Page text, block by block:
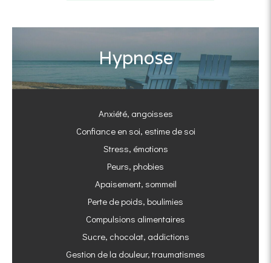
Hypnose
Anxiété, angoisses
Confiance en soi, estime de soi
Stress, émotions
Peurs, phobies
Apaisement, sommeil
Perte de poids, boulimies
Compulsions alimentaires
Sucre, chocolat, addictions
Gestion de la douleur, traumatismes